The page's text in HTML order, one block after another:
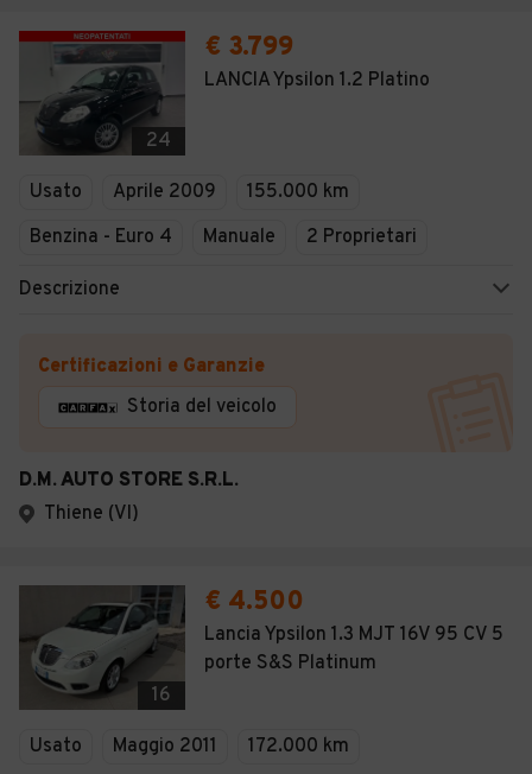
24
€ 3.799
LANCIA Ypsilon 1.2 Platino
Usato Aprile 2009
155.000 km
Benzina - Euro 4
Manuale 2 Proprietari
Descrizione
Certificazioni e Garanzie
Storia del veicolo
D.M. AUTO STORE S.R.L.
Thiene (VI)
16
€ 4.500
Lancia Ypsilon 1.3 MJT 16V 95 CV 5
porte S&S Platinum
Usato Maggio 2011
172.000 km